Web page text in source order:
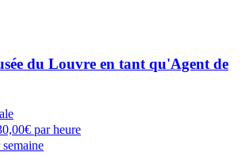
du Louvre en tant qu'Agent de
par heure